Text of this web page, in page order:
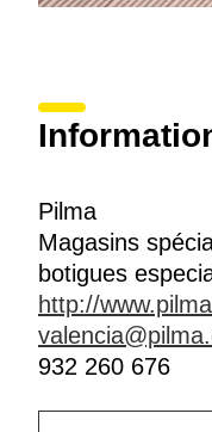
Pilma
Magasins
botigues
http://
932 260 676